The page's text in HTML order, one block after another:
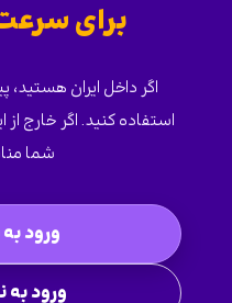
برای
اگر داخل ایران هستید،
استفاده کنید. اگر خارج
شما
ورود
ورود